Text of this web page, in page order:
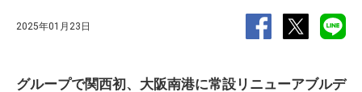
2025年01月23日
グループで関西初、大阪南港に常設リニューアブルデ